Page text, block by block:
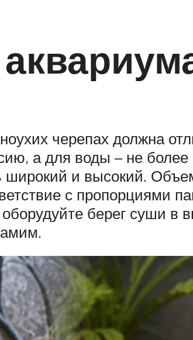
черепах должна
а для воды – не
широкий и высокий.
с пропорциями
берег суши в